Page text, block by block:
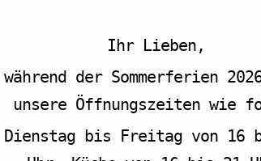
Ihr Lieben,
während der Sommerferien
unsere Öffnungszeiten wie
Dienstag bis Freitag von 16